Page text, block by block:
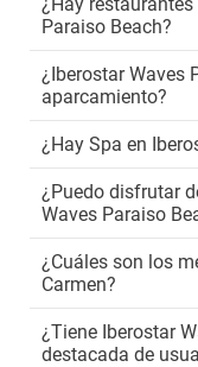
Paraiso Beach?
¿Iberostar Waves
aparcamiento?
¿Hay Spa en
¿Puedo disfrutar
Waves Paraiso
¿Cuáles son los
Carmen?
¿Tiene Iberostar
destacada de